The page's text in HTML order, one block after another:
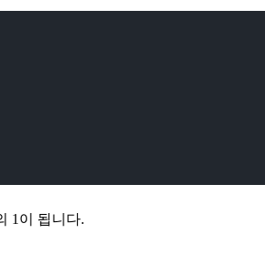
1이 됩니다.